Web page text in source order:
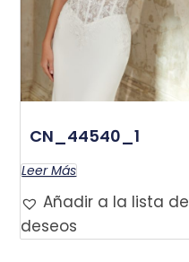
CN_44540_1
Leer Más
Añadir a la lista de
deseos